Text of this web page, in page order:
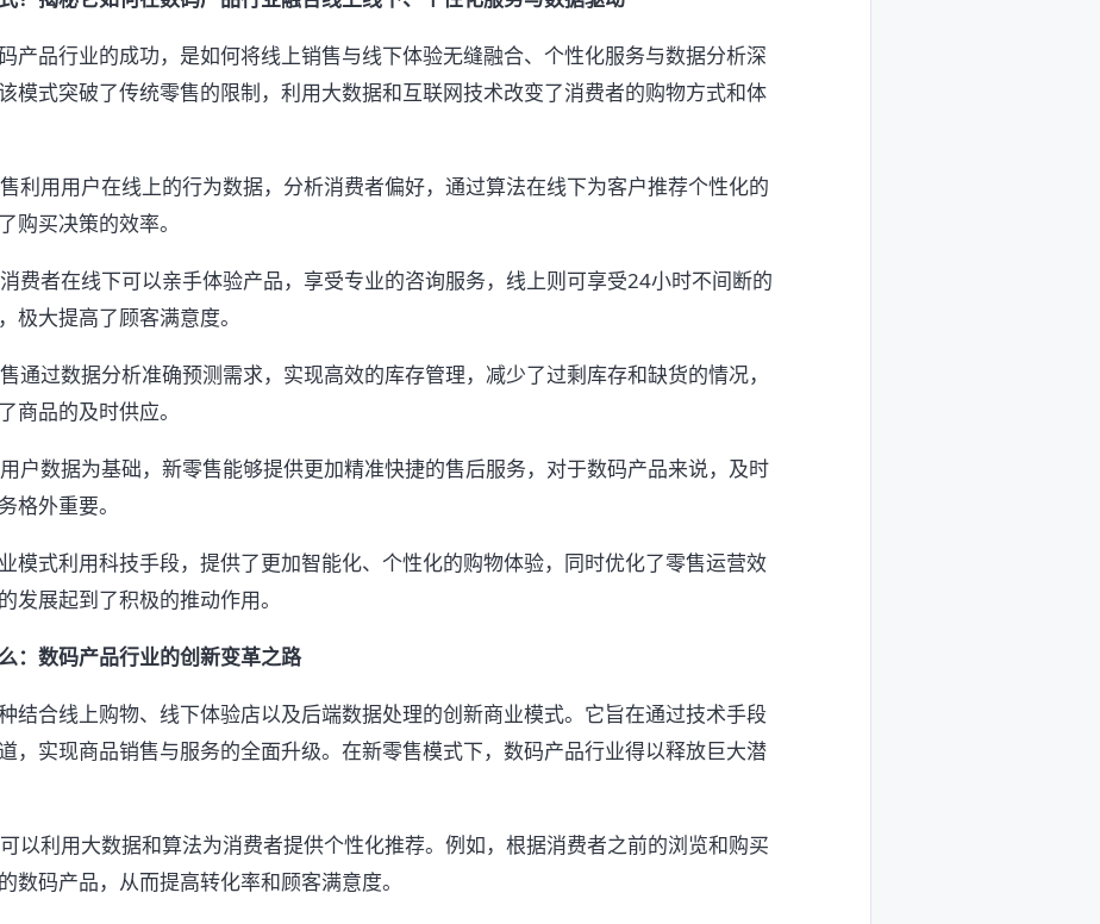
产品行业的成功，是如何将线上销售与线下体验无缝融合、个性化服务与数据分析深
模式突破了传统零售的限制，利用大数据和互联网技术改变了消费者的购物方式和体
利用用户在线上的行为数据，分析消费者偏好，通过算法在线下为客户推荐个性化的
购买决策的效率。
费者在线下可以亲手体验产品，享受专业的咨询服务，线上则可享受24小时不间断的
极大提高了顾客满意度。
通过数据分析准确预测需求，实现高效的库存管理，减少了过剩库存和缺货的情况，
商品的及时供应。
户数据为基础，新零售能够提供更加精准快捷的售后服务，对于数码产品来说，及时
格外重要。
模式利用科技手段，提供了更加智能化、个性化的购物体验，同时优化了零售运营效
发展起到了积极的推动作用。
：数码产品行业的创新变革之路
结合线上购物、线下体验店以及后端数据处理的创新商业模式。它旨在通过技术手段
，实现商品销售与服务的全面升级。在新零售模式下，数码产品行业得以释放巨大潜
以利用大数据和算法为消费者提供个性化推荐。例如，根据消费者之前的浏览和购买
数码产品，从而提高转化率和顾客满意度。